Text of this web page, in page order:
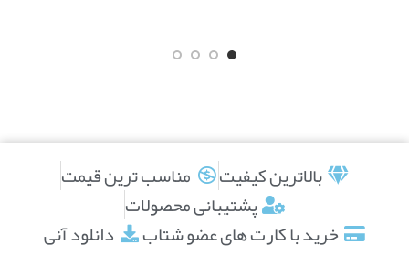
بالاترین کیفیت
مناسب ترین قیمت
پشتیبانی محصولات
خرید با کارت های عضو شتاب
دانلود آنی